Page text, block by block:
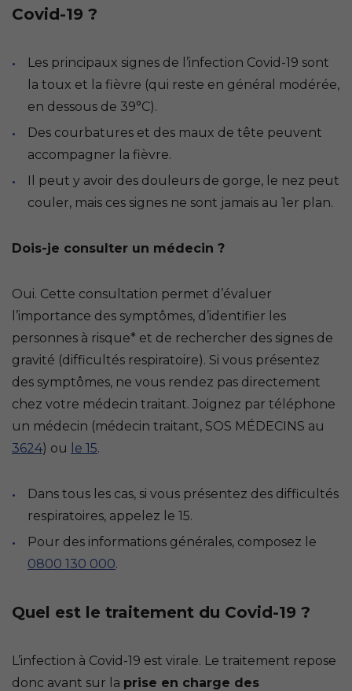
Covid-19 ?
Les principaux signes de l’infection Covid-19 sont
la toux et la fièvre (qui reste en général modérée,
en dessous de 39°C).
Des courbatures et des maux de tête peuvent
accompagner la fièvre.
Il peut y avoir des douleurs de gorge, le nez peut
couler, mais ces signes ne sont jamais au 1er plan.
Dois-je consulter un médecin ?
Oui. Cette consultation permet d’évaluer
l’importance des symptômes, d’identifier les
personnes à risque* et de rechercher des signes de
gravité (difficultés respiratoire). Si vous présentez
des symptômes, ne vous rendez pas directement
chez votre médecin traitant. Joignez par téléphone
un médecin (médecin traitant, SOS MÉDECINS au
3624) ou le 15.
Dans tous les cas, si vous présentez des difficultés
respiratoires, appelez le 15.
Pour des informations générales, composez le
0800 130 000.
Quel est le traitement du Covid-19 ?
L’infection à Covid-19 est virale. Le traitement repose
donc avant sur la prise en charge des